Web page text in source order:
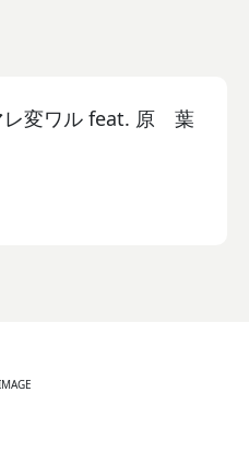
レ変ワル feat. 原 葉